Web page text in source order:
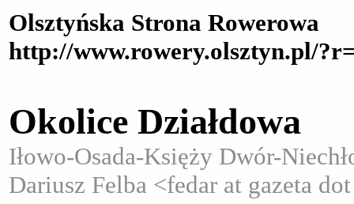
Olsztyńska Strona Rowerowa
http://www.rowery.olsztyn.pl/
Okolice Działdowa
Iłowo-Osada-Księży Dwór-
Dariusz Felba <fedar at gazeta